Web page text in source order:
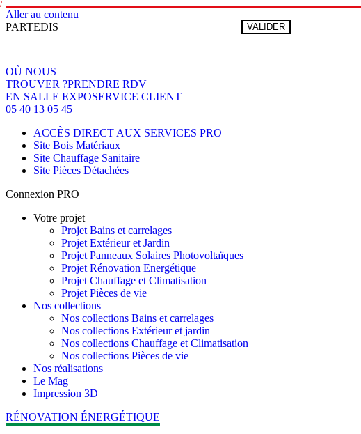
Aller au contenu
PARTEDIS
OÙ NOUS
TROUVER ?PRENDRE RDV
EN SALLE EXPOSERVICE CLIENT
05 40 13 05 45
ACCÈS DIRECT AUX SERVICES PRO
Site Bois Matériaux
Site Chauffage Sanitaire
Site Pièces Détachées
Connexion PRO
Votre projet
Projet Bains et carrelages
Projet Extérieur et Jardin
Projet Panneaux Solaires Photovoltaïques
Projet Rénovation Energétique
Projet Chauffage et Climatisation
Projet Pièces de vie
Nos collections
Nos collections Bains et carrelages
Nos collections Extérieur et jardin
Nos collections Chauffage et Climatisation
Nos collections Pièces de vie
Nos réalisations
Le Mag
Impression 3D
RÉNOVATION ÉNERGÉTIQUE
VALIDER